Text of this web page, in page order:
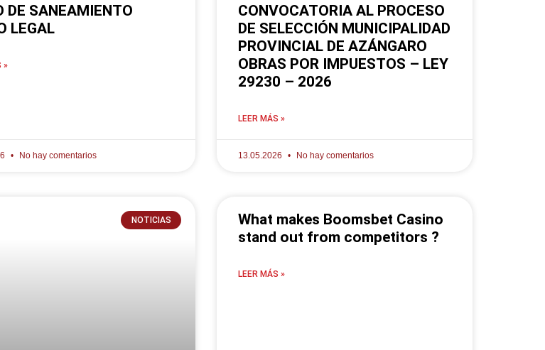
DE SANEAMIENTO
LEGAL
»
No hay comentarios
CONVOCATORIA AL PROCESO
DE SELECCIÓN MUNICIPALIDAD
PROVINCIAL DE AZÁNGARO
OBRAS POR IMPUESTOS – LEY
29230 – 2026
LEER MÁS »
13.05.2026 No hay comentarios
NOTICIAS
What makes Boomsbet Casino
stand out from competitors ?
LEER MÁS »